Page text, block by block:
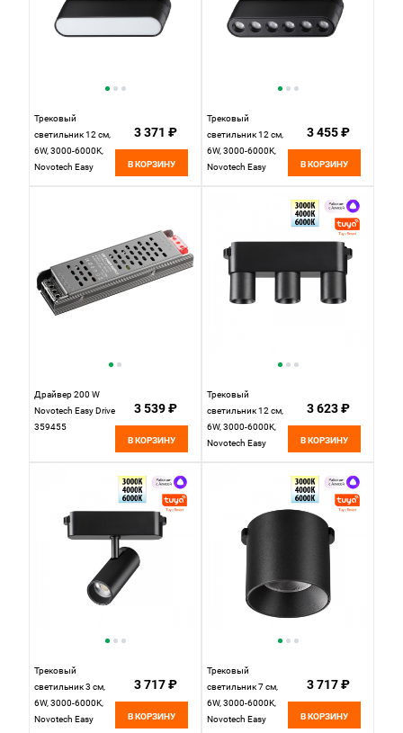
Трековый
светильник 12 см,
6W, 3000-6000K,
Novotech Easy
3 371 ₽
В КОРЗИНУ
Трековый
светильник 12 см,
6W, 3000-6000K,
Novotech Easy
3 455 ₽
В КОРЗИНУ
Драйвер 200 W
Novotech Easy Drive
359455
3 539 ₽
В КОРЗИНУ
Трековый
светильник 12 см,
6W, 3000-6000K,
Novotech Easy
3 623 ₽
В КОРЗИНУ
Трековый
светильник 3 см,
6W, 3000-6000K,
Novotech Easy
3 717 ₽
В КОРЗИНУ
Трековый
светильник 7 см,
6W, 3000-6000K,
Novotech Easy
3 717 ₽
В КОРЗИНУ